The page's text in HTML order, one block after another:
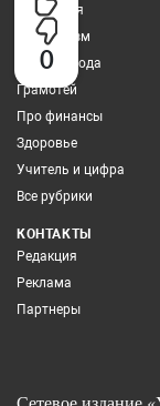
0
Выбор дня
Про туризм
Учитель года
Грамотей
Про финансы
Здоровье
Учитель и цифра
Все рубрики
КОНТАКТЫ
Редакция
Реклама
Партнеры